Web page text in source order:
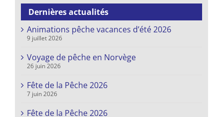
Dernières actualités
Animations pêche vacances d’été 2026
9 juillet 2026
Voyage de pêche en Norvège
26 juin 2026
Fête de la Pêche 2026
7 juin 2026
Fête de la Pêche 2026